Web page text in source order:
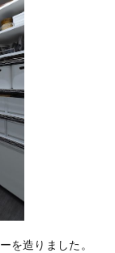
を造りました。